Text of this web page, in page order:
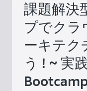
課題解決
プでクラ
ーキテク
う ! ~ 実